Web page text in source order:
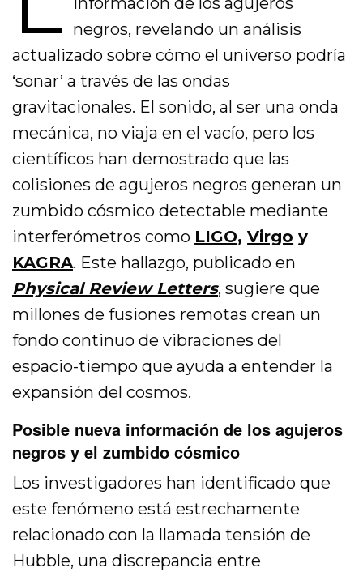
negros, revelando un análisis
actualizado sobre cómo el universo podría
‘sonar’ a través de las ondas
gravitacionales. El sonido, al ser una onda
mecánica, no viaja en el vacío, pero los
científicos han demostrado que las
colisiones de agujeros negros generan un
zumbido cósmico detectable mediante
interferómetros como LIGO,Virgo y
KAGRA. Este hallazgo, publicado en
Physical Review Letters, sugiere que
millones de fusiones remotas crean un
fondo continuo de vibraciones del
espacio-tiempo que ayuda a entender la
expansión del cosmos.
Posible nueva información de los agujeros
negros y el zumbido cósmico
Los investigadores han identificado que
este fenómeno está estrechamente
relacionado con la llamada tensión de
Hubble, una discrepancia entre